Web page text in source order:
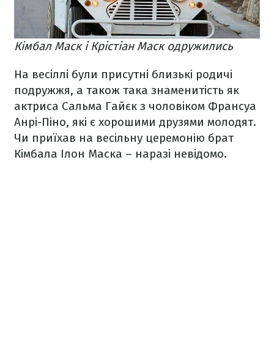
Кімбал Маск і Крістіан Маск одружились
На весіллі були присутні близькі родичі
подружжя, а також така знаменитість як
актриса Сальма Гайєк з чоловіком Франсуа
Анрі-Піно, які є хорошими друзями молодят.
Чи приїхав на весільну церемонію брат
Кімбала Ілон Маска – наразі невідомо.